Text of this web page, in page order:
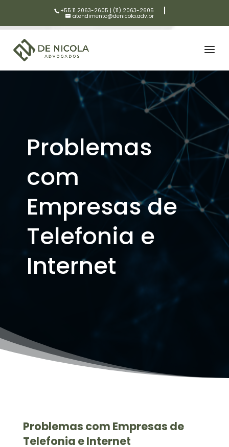
+55 11 2063-2605 | (11) 2063-2605
atendimento@denicola.adv.br
Problemas
com
Empresas de
Telefonia e
Internet
Problemas com Empresas de
Telefonia e Internet